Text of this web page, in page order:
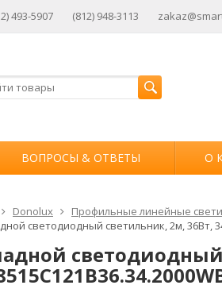
493-5907 (812) 948-3113
ВОПРОСЫ & ОТВЕТЫ О
Donolux Профильные линейные
светодиодный светильник, 2м, 36Вт,